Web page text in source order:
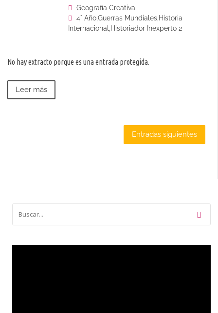
Geografia Creativa
4° Año,Guerras Mundiales,Historia
Internacional,Historiador Inexperto 2
No hay extracto porque es una entrada protegida.
Leer más
Entradas siguientes